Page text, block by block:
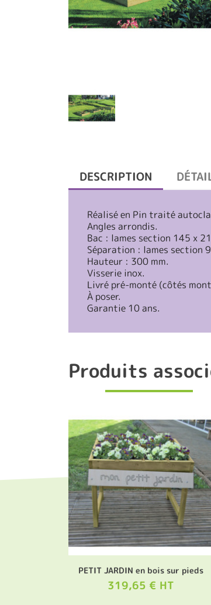
DESCRIPTION
Réalisé en Pin traité
Angles arrondis.
Bac : lames section 145 x
Séparation : lames section
Hauteur : 300 mm.
Visserie inox.
Livré pré-monté (côtés
À poser.
Garantie 10 ans.
Produits
PETIT JARDIN en bois sur pieds
319,65 € HT